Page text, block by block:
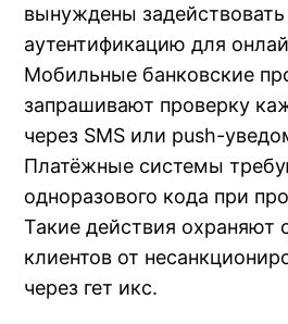
вынуждены
аутентификацию для
Мобильные банковские
запрашивают проверку
через SMS или push-
Платёжные системы
одноразового кода при
Такие действия охраняют
клиентов от
через гет икс.